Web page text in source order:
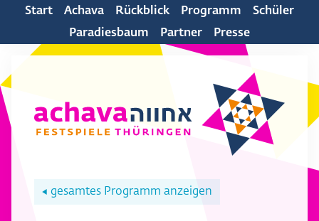
Start Achava Rückblick Programm
Schüler
Paradiesbaum
Partner Presse
◀ gesamtes Programm anzeigen